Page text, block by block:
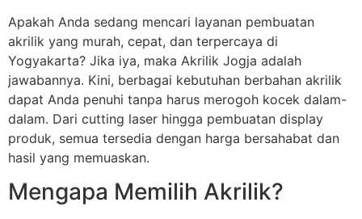
Apakah Anda sedang mencari layanan pembuatan
akrilik yang murah, cepat, dan terpercaya di
Yogyakarta? Jika iya, maka Akrilik Jogja adalah
jawabannya. Kini, berbagai kebutuhan berbahan akrilik
dapat Anda penuhi tanpa harus merogoh kocek dalam-
dalam. Dari cutting laser hingga pembuatan display
produk, semua tersedia dengan harga bersahabat dan
hasil yang memuaskan.
Mengapa Memilih Akrilik?